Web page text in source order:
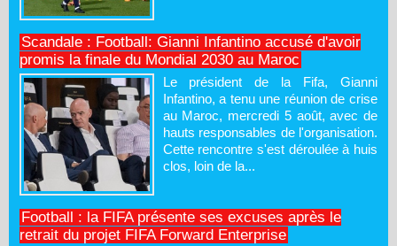
Scandale : Football: Gianni Infantino accusé d'avoir
promis la finale du Mondial 2030 au Maroc
Le président de la Fifa, Gianni
Infantino, a tenu une réunion de crise
au Maroc, mercredi 5 août, avec de
hauts responsables de l'organisation.
Cette rencontre s'est déroulée à huis
clos, loin de la...
Football : la FIFA présente ses excuses après le
retrait du projet FIFA Forward Enterprise